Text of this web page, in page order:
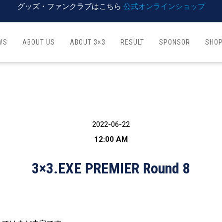
グッズ・ファンクラブはこちら 公式オンラインショップ
ABOUT US ABOUT 3×3 RESULT SPONSOR
2022-06-22
12:00 AM
3×3.EXE PREMIER Round 8